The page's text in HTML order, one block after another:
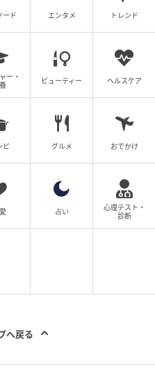
笑）。
ん。
ード エンタメ トレンド
ー・
ビューティー ヘルスケア
ピ グルメ おでかけ
占い
心理テスト・
診断
へ戻る